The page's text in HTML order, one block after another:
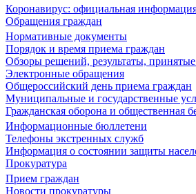
Коронавирус: официальная
Обращения граждан
Нормативные документы
Порядок и время приема граждан
Обзоры решений, результаты,
Электронные обращения
Общероссийский день приема граждан
Муниципальные и государственные
Гражданская оборона и общественная
Информационные бюллетени
Телефоны экстренных служб
Информация о состоянии защиты
Прокуратура
Прием граждан
Новости прокуратуры